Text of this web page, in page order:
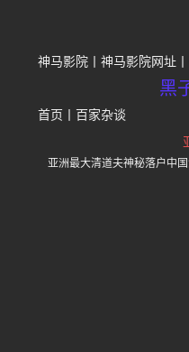
神马影院 神马影院网址
黑
首页 百家杂谈
亚洲最大清道夫神秘落户中